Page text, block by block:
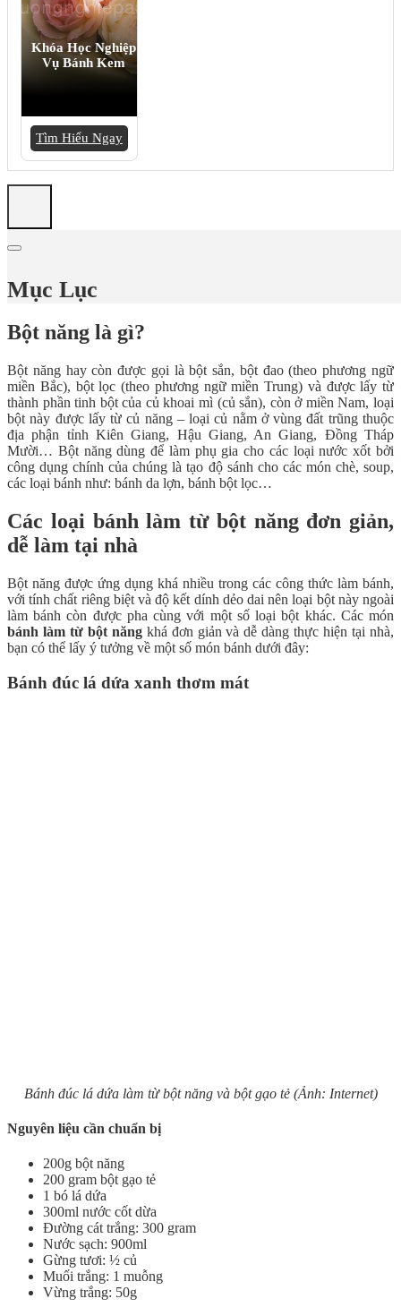
Khóa Học Nghiệp
Vụ Bánh Kem
Tìm Hiểu Ngay
Mục Lục
Bột năng là gì?
Bột năng hay còn được gọi là bột sắn, bột đao (theo phương ngữ
miền Bắc), bột lọc (theo phương ngữ miền Trung) và được lấy từ
thành phần tinh bột của củ khoai mì (củ sắn), còn ở miền Nam, loại
bột này được lấy từ củ năng – loại củ nằm ở vùng đất trũng thuộc
địa phận tỉnh Kiên Giang, Hậu Giang, An Giang, Đồng Tháp
Mười… Bột năng dùng để làm phụ gia cho các loại nước xốt bởi
công dụng chính của chúng là tạo độ sánh cho các món chè, soup,
các loại bánh như: bánh da lợn, bánh bột lọc…
Các loại bánh làm từ bột năng đơn giản,
dễ làm tại nhà
Bột năng được ứng dụng khá nhiều trong các công thức làm bánh,
với tính chất riêng biệt và độ kết dính dẻo dai nên loại bột này ngoài
làm bánh còn được pha cùng với một số loại bột khác. Các món
bánh làm từ bột năngkhá đơn giản và dễ dàng thực hiện tại nhà,
bạn có thể lấy ý tưởng về một số món bánh dưới đây:
Bánh đúc lá dứa xanh thơm mát
Bánh đúc lá dứa làm từ bột năng và bột gạo tẻ (Ảnh: Internet)
Nguyên liệu cần chuẩn bị
200g bột năng
200 gram bột gạo tẻ
1 bó lá dứa
300ml nước cốt dừa
Đường cát trắng: 300 gram
Nước sạch: 900ml
Gừng tươi: ½ củ
Muối trắng: 1 muỗng
Vừng trắng: 50g